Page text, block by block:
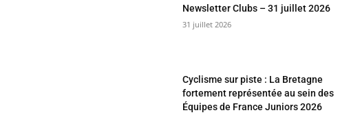
Newsletter Clubs – 31 juillet 2026
31 juillet 2026
Cyclisme sur piste : La Bretagne
fortement représentée au sein des
Équipes de France Juniors 2026